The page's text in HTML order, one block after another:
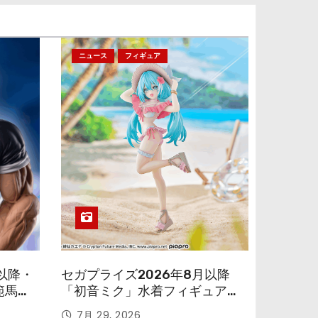
・
勇
ニュース フィギュア
セガプライズ2026年8月以降
「初音ミク」水着フィギュアが
色味を変えて再登場！
7月 29, 2026